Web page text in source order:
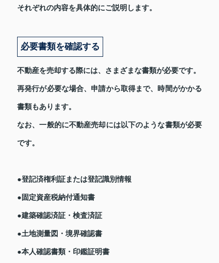
それぞれの内容を具体的にご説明します。
必要書類を確認する
不動産を売却する際には、さまざまな書類が必要です。
再発行が必要な場合、申請から取得まで、時間がかかる
書類もあります。
なお、一般的に不動産売却には以下のような書類が必要
です。
●登記済権利証または登記識別情報
●固定資産税納付通知書
●建築確認済証・検査済証
●土地測量図・境界確認書
●本人確認書類・印鑑証明書